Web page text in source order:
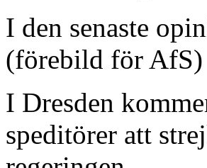
I den senaste
(förebild för AfS)
I Dresden
speditörer att